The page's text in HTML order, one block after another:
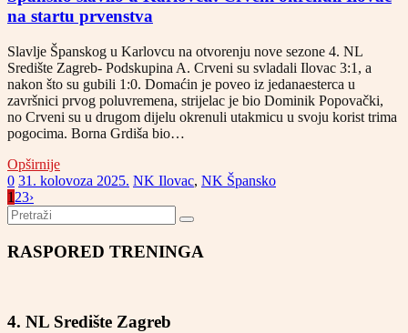
na startu prvenstva
Slavlje Španskog u Karlovcu na otvorenju nove sezone 4. NL
Središte Zagreb- Podskupina A. Crveni su svladali Ilovac 3:1, a
nakon što su gubili 1:0. Domaćin je poveo iz jedanaesterca u
završnici prvog poluvremena, strijelac je bio Dominik Popovački,
no Crveni su u drugom dijelu okrenuli utakmicu u svoju korist trima
pogocima. Borna Grdiša bio…
Opširnije
0 31. kolovoza 2025. NK Ilovac, NK Špansko
1 23›
RASPORED TRENINGA
4. NL Središte Zagreb